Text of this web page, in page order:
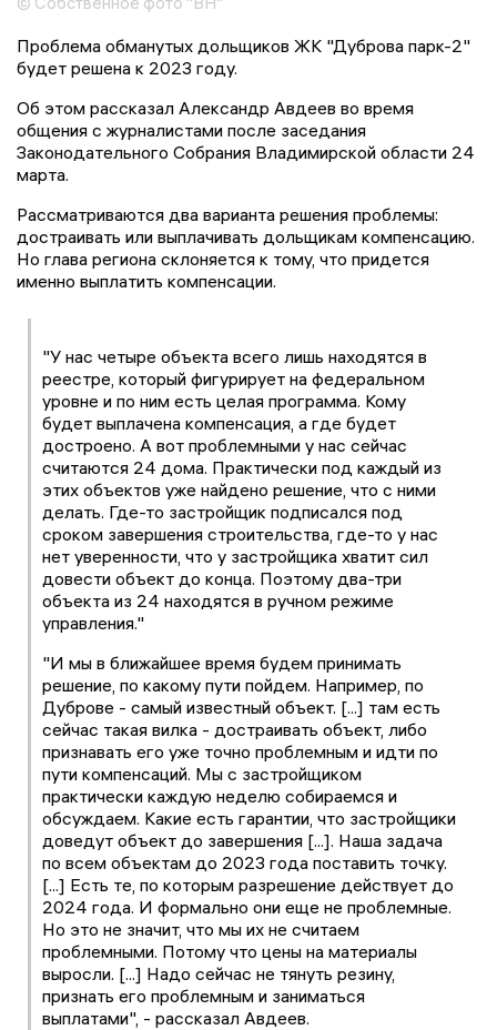
Проблема обманутых дольщиков ЖК "Дуброва парк-2"
будет решена к 2023 году.
Об этом рассказал Александр Авдеев во время
общения с журналистами после заседания
Законодательного Собрания Владимирской области 24
марта.
Рассматриваются два варианта решения проблемы:
достраивать или выплачивать дольщикам компенсацию.
Но глава региона склоняется к тому, что придется
именно выплатить компенсации.
"У нас четыре объекта всего лишь находятся в
реестре, который фигурирует на федеральном
уровне и по ним есть целая программа. Кому
будет выплачена компенсация, а где будет
достроено. А вот проблемными у нас сейчас
считаются 24 дома. Практически под каждый из
этих объектов уже найдено решение, что с ними
делать. Где-то застройщик подписался под
сроком завершения строительства, где-то у нас
нет уверенности, что у застройщика хватит сил
довести объект до конца. Поэтому два-три
объекта из 24 находятся в ручном режиме
управления."
"И мы в ближайшее время будем принимать
решение, по какому пути пойдем. Например, по
Дуброве - самый известный объект. [...] там есть
сейчас такая вилка - достраивать объект, либо
признавать его уже точно проблемным и идти по
пути компенсаций. Мы с застройщиком
практически каждую неделю собираемся и
обсуждаем. Какие есть гарантии, что застройщики
доведут объект до завершения [...]. Наша задача
по всем объектам до 2023 года поставить точку.
[...] Есть те, по которым разрешение действует до
2024 года. И формально они еще не проблемные.
Но это не значит, что мы их не считаем
проблемными. Потому что цены на материалы
выросли. [...] Надо сейчас не тянуть резину,
признать его проблемным и заниматься
выплатами", - рассказал Авдеев.